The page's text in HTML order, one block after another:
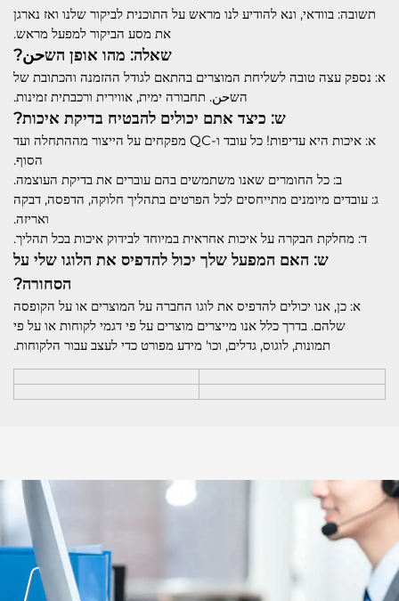
תשובה: בוודאי, ונא להודיע לנו מראש על התוכנית לביקור שלנו ואז נארגן
את מסע הביקור למפעל מראש.
שאלה: מהו אופן השحن?
א: נספק עצה טובה לשליחת המוצרים בהתאם לגודל ההזמנה והכתובת של
השحن. תחבורה ימית, אווירית ורכבתית זמינות.
ש: כיצד אתם יכולים להבטיח בדיקת איכות?
א: איכות היא עדיפות! כל עובד ו-QC מפקחים על הייצור מההתחלה ועד
הסוף.
ב: כל החומרים שאנו משתמשים בהם עוברים את בדיקת העוצמה.
ג: עובדים מיומנים מתייחסים לכל הפרטים בתהליך חלוקה, הדפסה, דבקה
ואריזה.
ד: מחלקת הבקרה על איכות אחראית במיוחד לבידוק איכות בכל תהליך.
ש: האם המפעל שלך יכול להדפיס את הלוגו שלי על
הסחורה?
א: כן, אנו יכולים להדפיס את לוגו החברה על המוצרים או על הקופסה
שלהם. בדרך כלל אנו מייצרים מוצרים על פי דגמי לקוחות או על פי
תמונות, לוגוס, גדלים, וכו' מידע מפורט כדי לעצב עבור הלקוחות.